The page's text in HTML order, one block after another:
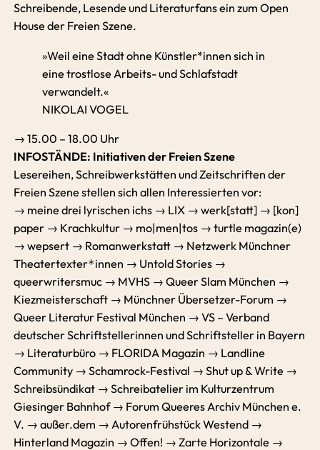
Schreibende, Lesende und Literaturfans ein zum Open
House der Freien Szene.
»Weil eine Stadt ohne Künstler*innen sich in
eine trostlose Arbeits- und Schlafstadt
verwandelt.«
NIKOLAI VOGEL
→ 15.00 – 18.00 Uhr
INFOSTÄNDE: Initiativen der Freien Szene
Lesereihen, Schreibwerkstätten und Zeitschriften der
Freien Szene stellen sich allen Interessierten vor:
→ meine drei lyrischen ichs → LIX → werk[statt] → [kon]
paper → Krachkultur → mo|men|tos → turtle magazin(e)
→ wepsert → Romanwerkstatt → Netzwerk Münchner
Theatertexter*innen → Untold Stories →
queerwritersmuc → MVHS → Queer Slam München →
Kiezmeisterschaft → Münchner Übersetzer-Forum →
Queer Literatur Festival München → VS – Verband
deutscher Schriftstellerinnen und Schriftsteller in Bayern
→ Literaturbüro → FLORIDA Magazin → Landline
Community → Schamrock-Festival → Shut up & Write →
Schreibsündikat → Schreibatelier im Kulturzentrum
Giesinger Bahnhof → Forum Queeres Archiv München e.
V. → außer.dem → Autorenfrühstück Westend →
Hinterland Magazin → Offen! → Zarte Horizontale →